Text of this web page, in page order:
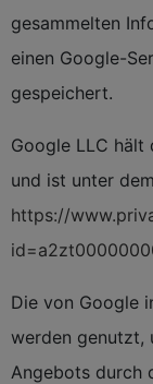
gesammelten
einen Google-
gespeichert.
Google LLC hält
und ist unter
https://
Die von Google
werden genutzt,
Angebots durch